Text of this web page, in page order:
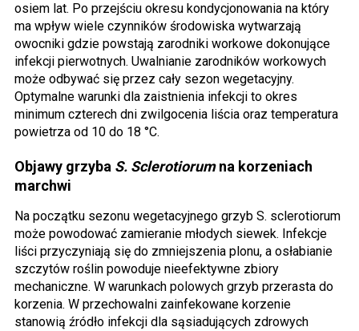
osiem lat. Po przejściu okresu kondycjonowania na który
ma wpływ wiele czynników środowiska wytwarzają
owocniki gdzie powstają zarodniki workowe dokonujące
infekcji pierwotnych. Uwalnianie zarodników workowych
może odbywać się przez cały sezon wegetacyjny.
Optymalne warunki dla zaistnienia infekcji to okres
minimum czterech dni zwilgocenia liścia oraz temperatura
powietrza od 10 do 18 °C.
Objawy grzyba S. Sclerotiorumna korzeniach
marchwi
Na początku sezonu wegetacyjnego grzyb S. sclerotiorum
może powodować zamieranie młodych siewek. Infekcje
liści przyczyniają się do zmniejszenia plonu, a osłabianie
szczytów roślin powoduje nieefektywne zbiory
mechaniczne. W warunkach polowych grzyb przerasta do
korzenia. W przechowalni zainfekowane korzenie
stanowią źródło infekcji dla sąsiadujących zdrowych